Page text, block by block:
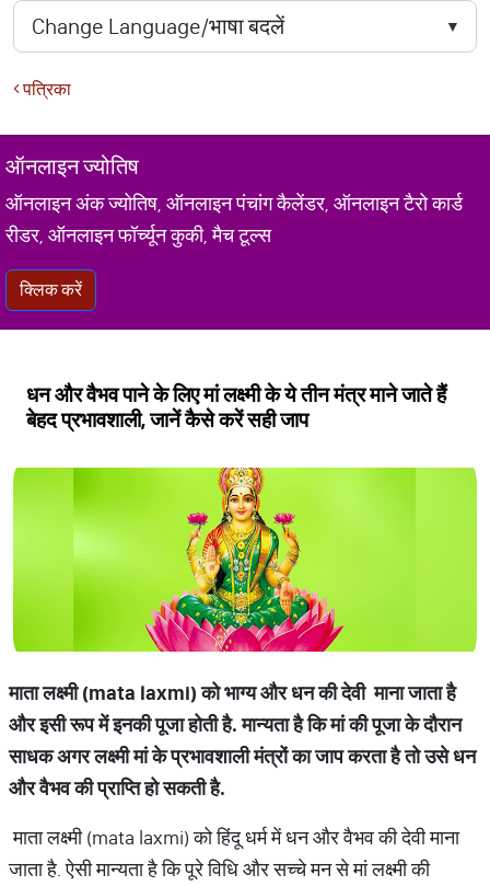
पत्रिका
ऑनलाइन ज्योतिष
ऑनलाइन अंक ज्योतिष, ऑनलाइन पंचांग कैलेंडर, ऑनलाइन टैरो कार्ड
रीडर, ऑनलाइन फॉर्च्यून कुकी, मैच टूल्स
क्लिक करें
धन और वैभव पाने के लिए मां लक्ष्मी के ये तीन मंत्र माने जाते हैं
बेहद प्रभावशाली, जानें कैसे करें सही जाप
माता लक्ष्मी (mata laxmi) को भाग्य और धन की देवी माना जाता है
और इसी रूप में इनकी पूजा होती है. मान्यता है कि मां की पूजा के दौरान
साधक अगर लक्ष्मी मां के प्रभावशाली मंत्रों का जाप करता है तो उसे धन
और वैभव की प्राप्ति हो सकती है.
माता लक्ष्मी (mata laxmi) को हिंदू धर्म में धन और वैभव की देवी माना
जाता है. ऐसी मान्यता है कि पूरे विधि और सच्चे मन से मां लक्ष्मी की